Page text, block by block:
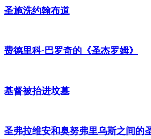
圣施洗约翰布道
费德里科·巴罗奇的《圣杰罗姆》
基督被抬进坟墓
圣弗拉维安和奥努弗里乌斯之间的